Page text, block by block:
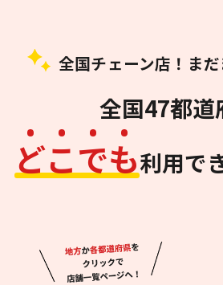
全国チェーン店！ま
全国47都道
どこでも利用で